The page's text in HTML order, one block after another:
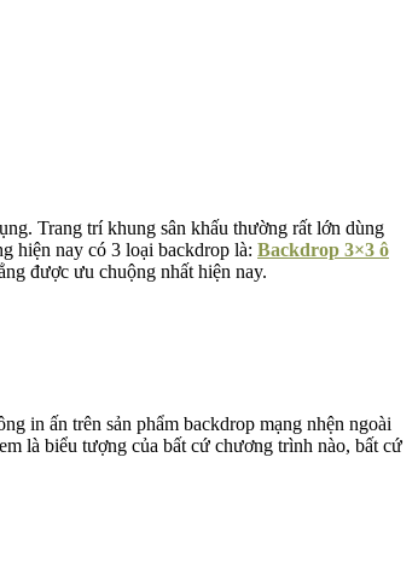
Trang trí khung sân khấu thường rất lớn dùng
hiện nay có 3 loại backdrop là: Backdrop 3×3 ô
được ưu chuộng nhất hiện nay.
in ấn trên sản phẩm backdrop mạng nhện ngoài
là biểu tượng của bất cứ chương trình nào, bất cứ